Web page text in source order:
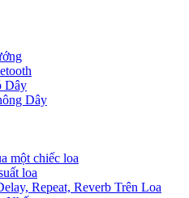
Dây
Dây
một chiếc loa
loa
Repeat, Reverb Trên Loa